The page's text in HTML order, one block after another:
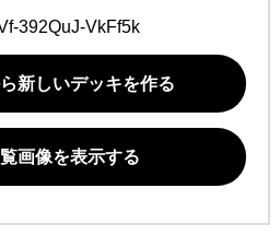
392QuJ-VkFf5k
新しいデッキを作る
画像を表示する